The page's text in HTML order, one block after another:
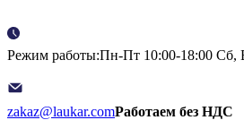
Режим работы:Пн-Пт 10:00-18:00 Сб,
zakaz@laukar.comРаботаем без НДС